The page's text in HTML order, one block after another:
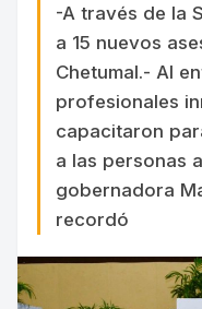
-A través de la
a 15 nuevos
Chetumal.- Al
profesionales
capacitaron
a las personas
gobernadora
recordó